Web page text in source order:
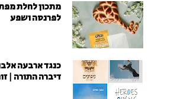
מתכון לחלת
לפרנסה ושפע
כנגד ארבעה
דיברה התורה |